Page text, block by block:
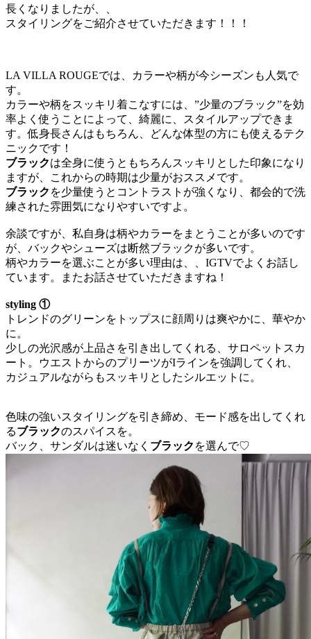
長くなりましたが、、
スタイリングをご紹介させていただきます！！！
LA VILLA ROUGEでは、カラーや柄が今シーズンも人気で
す。
カラーや柄をスッキリ着こなすには、”少量のブラック”を効
率よく使うことによって、綺麗に、スタイルアップできま
す。低身長さんはもちろん、どんな体型の方にも使えるテク
ニックです！
ブラックは全身に使うともちろんスッキリとした印象になり
ますが、これからの時期は少量がおススメです。
ブラック を少量使うとコントラストが強くなり、都会的で洗
練された雰囲気になりやすいですよ。
余談ですが、私自身は柄やカラーをまとうことが多いのです
が、バックやシューズは断然ブラックが多いです。
柄やカラーを選ぶことが多い理由は、、IGTVでよくお話し
ています。またお話させていただきますね！
styling ①
トレンドのグリーンをトップスに顔周りは爽やかに、華やか
に。
少しの光沢感が上品さを引き出してくれる、サロペットスカ
ート。ウエストからのプリーツがIラインを強調してくれ、
カジュアルながらもスッキリとしたシルエットに。
色味の強いスタイリングを引き締め、モード感を出してくれ
るブラックのスパイスを。
バック、サンダルは迷いなく ブラック を選んで♡